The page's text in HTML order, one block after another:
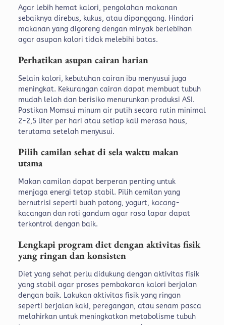
Agar lebih hemat kalori, pengolahan makanan
sebaiknya direbus, kukus, atau dipanggang. Hindari
makanan yang digoreng dengan minyak berlebihan
agar asupan kalori tidak melebihi batas.
Perhatikan asupan cairan harian
Selain kalori, kebutuhan cairan ibu menyusui juga
meningkat. Kekurangan cairan dapat membuat tubuh
mudah lelah dan berisiko menurunkan produksi ASI.
Pastikan Momsui minum air putih secara rutin minimal
2-2,5 liter per hari atau setiap kali merasa haus,
terutama setelah menyusui.
Pilih camilan sehat di sela waktu makan
utama
Makan camilan dapat berperan penting untuk
menjaga energi tetap stabil. Pilih cemilan yang
bernutrisi seperti buah potong, yogurt, kacang-
kacangan dan roti gandum agar rasa lapar dapat
terkontrol dengan baik.
Lengkapi program diet dengan aktivitas fisik
yang ringan dan konsisten
Diet yang sehat perlu didukung dengan aktivitas fisik
yang stabil agar proses pembakaran kalori berjalan
dengan baik. Lakukan aktivitas fisik yang ringan
seperti berjalan kaki, peregangan, atau senam pasca
melahirkan untuk meningkatkan metabolisme tubuh